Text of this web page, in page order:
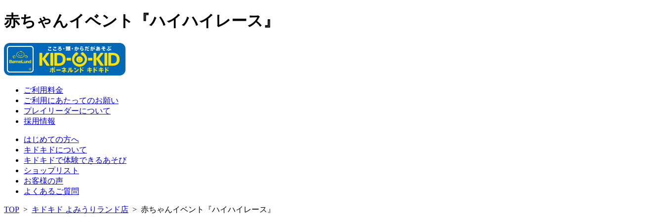
赤ちゃんイベント『ハイハイレース』
ご利用料金
ご利用にあたってのお願い
プレイリーダーについて
採用情報
はじめての方へ
キドキドについて
キドキドで体験できるあそび
ショップリスト
お客様の声
よくあるご質問
TOP > キドキド よみうりランド店 > 赤ちゃんイベント『ハイハイレース』